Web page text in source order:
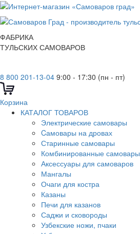
ФАБРИКА
ТУЛЬСКИХ САМОВАРОВ
8 800 201-13-04 9:00 - 17:30 (пн - пт)
Корзина
КАТАЛОГ ТОВАРОВ
Электрические самовары
Cамовары на дровах
Старинные самовары
Комбинированные самовары
Аксессуары для самоваров
Мангалы
Очаги для костра
Казаны
Печи для казанов
Саджи и сковороды
Узбекские ножи, пчаки